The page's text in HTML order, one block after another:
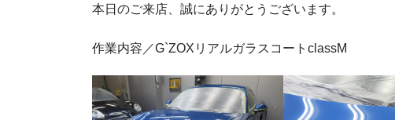
本日のご来店、誠にありがとうございます。
作業内容／G`ZOXリアルガラスコートclassM